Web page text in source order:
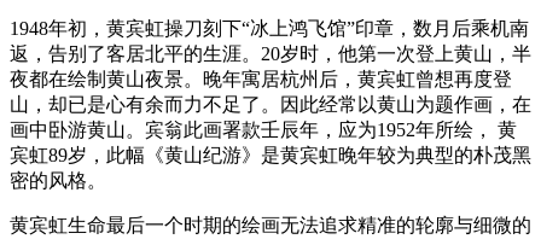
1948年初，黄宾虹操刀刻下“冰上鸿飞馆”印章，数月后乘机南
返，告别了客居北平的生涯。20岁时，他第一次登上黄山，半
夜都在绘制黄山夜景。晚年寓居杭州后，黄宾虹曾想再度登
山，却已是心有余而力不足了。因此经常以黄山为题作画，在
画中卧游黄山。宾翁此画署款壬辰年，应为1952年所绘， 黄
宾虹89岁，此幅《黄山纪游》是黄宾虹晚年较为典型的朴茂黑
密的风格。
黄宾虹生命最后一个时期的绘画无法追求精准的轮廓与细微的